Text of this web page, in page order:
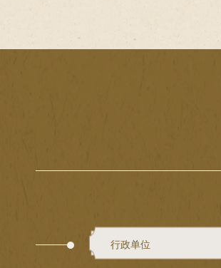
行政单位